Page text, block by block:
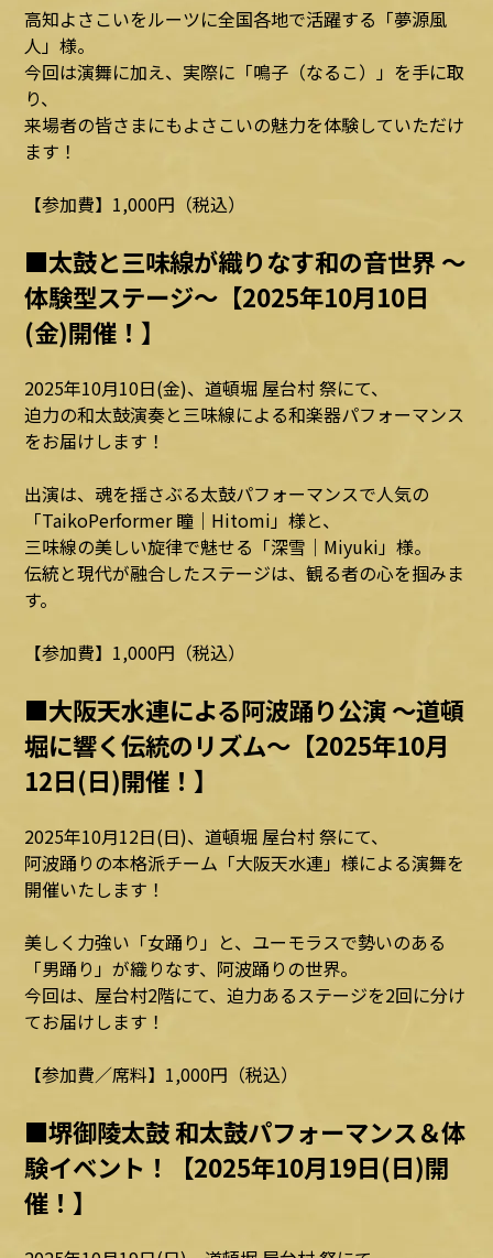
高知よさこいをルーツに全国各地で活躍する「夢源風
人」様。
今回は演舞に加え、実際に「鳴子（なるこ）」を手に取
り、
来場者の皆さまにもよさこいの魅力を体験していただけ
ます！
【参加費】1,000円（税込）
■太鼓と三味線が織りなす和の音世界 ～
体験型ステージ～【2025年10月10日
(金)開催！】
2025年10月10日(金)、道頓堀 屋台村 祭にて、
迫力の和太鼓演奏と三味線による和楽器パフォーマンス
をお届けします！
出演は、魂を揺さぶる太鼓パフォーマンスで人気の
「TaikoPerformer 瞳｜Hitomi」様と、
三味線の美しい旋律で魅せる「深雪｜Miyuki」様。
伝統と現代が融合したステージは、観る者の心を掴みま
す。
【参加費】1,000円（税込）
■大阪天水連による阿波踊り公演 ～道頓
堀に響く伝統のリズム～【2025年10月
12日(日)開催！】
2025年10月12日(日)、道頓堀 屋台村 祭にて、
阿波踊りの本格派チーム「大阪天水連」様による演舞を
開催いたします！
美しく力強い「女踊り」と、ユーモラスで勢いのある
「男踊り」が織りなす、阿波踊りの世界。
今回は、屋台村2階にて、迫力あるステージを2回に分け
てお届けします！
【参加費／席料】1,000円（税込）
■堺御陵太鼓 和太鼓パフォーマンス＆体
験イベント！【2025年10月19日(日)開
催！】